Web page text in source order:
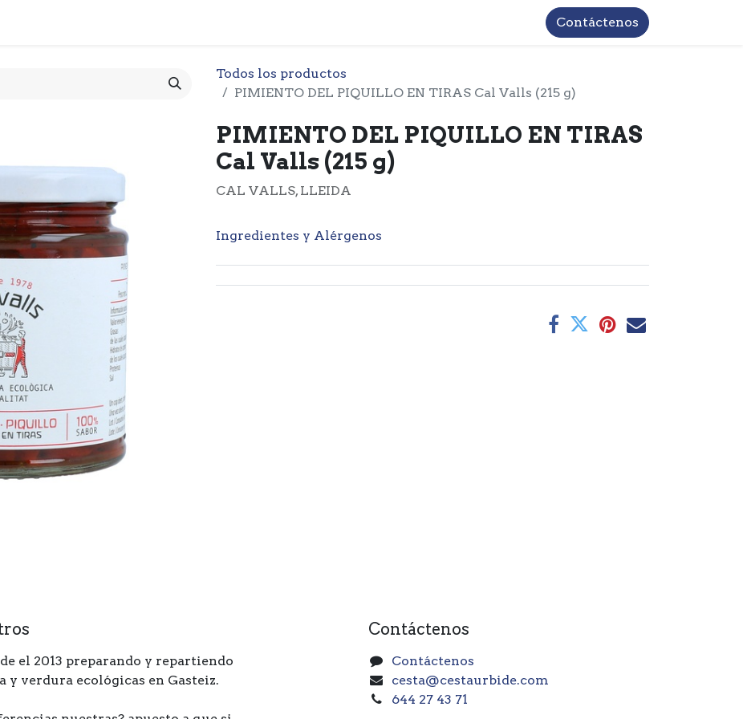
INFORMACIÓN BASICA LOPD
Contáctenos
Todos los productos
PIMIENTO DEL PIQUILLO EN TIRAS Cal Valls (215 g)
PIMIENTO DEL PIQUILLO EN TIRAS
Cal Valls (215 g)
CAL VALLS, LLEIDA
Ingredientes y Alérgenos
el 2013 preparando y repartiendo
y verdura ecológicas en Gasteiz.
Contáctenos
Contáctenos
cesta@cestaurbide.com
644 27 43 71